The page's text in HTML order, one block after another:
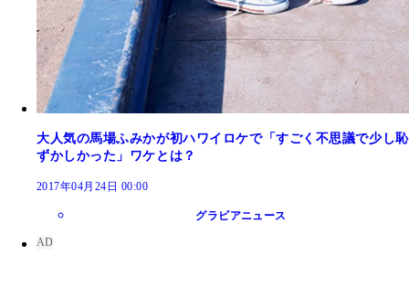
大人気の馬場ふみかが初ハワイロケで「すごく不思議で少し恥
ずかしかった」ワケとは？
2017年04月24日 00:00
グラビアニュース